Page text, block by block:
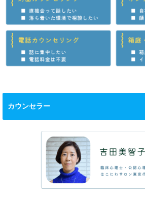
カウンセラー